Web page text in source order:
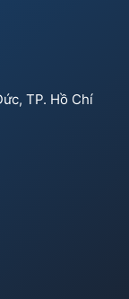
TP. Hồ Chí